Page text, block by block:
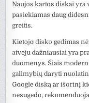
Naujos kartos diskai yra
pasiekiamas daug
greitis.
Kietojo disko gedimas
atveju dažniausiai yra
duomenys. Šiais
galimybių daryti
Google diską ar išorinį
nesugedo,